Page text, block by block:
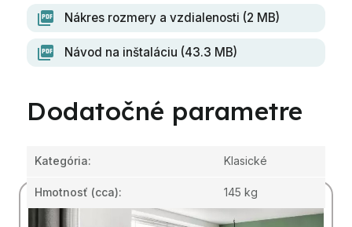
Nákres rozmery a vzdialenosti (2 MB)
Návod na inštaláciu (43.3 MB)
Dodatočné parametre
Kategória: Klasické
Hmotnosť (cca): 145 kg